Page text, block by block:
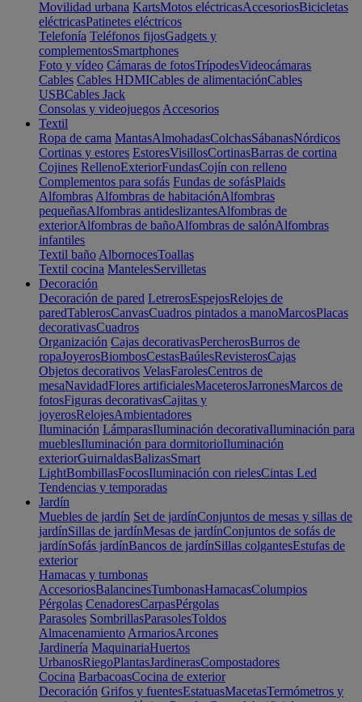
Movilidad urbana KartsMotos eléctricasAccesoriosBicicletas
eléctricasPatinetes eléctricos
Telefonía Teléfonos fijosGadgets y
complementosSmartphones
Foto y vídeo Cámaras de fotosTrípodesVideocámaras
Cables Cables HDMICables de alimentaciónCables
USBCables Jack
Consolas y videojuegos Accesorios
Textil
Ropa de cama MantasAlmohadasColchasSábanasNórdicos
Cortinas y estores EstoresVisillosCortinasBarras de cortina
Cojines RellenoExteriorFundasCojín con relleno
Complementos para sofás Fundas de sofásPlaids
Alfombras Alfombras de habitaciónAlfombras
pequeñasAlfombras antideslizantesAlfombras de
exteriorAlfombras de bañoAlfombras de salónAlfombras
infantiles
Textil baño AlbornocesToallas
Textil cocina MantelesServilletas
Decoración
Decoración de pared LetrerosEspejosRelojes de
paredTablerosCanvasCuadros pintados a manoMarcosPlacas
decorativasCuadros
Organización Cajas decorativasPercherosBurros de
ropaJoyerosBiombosCestasBaúlesRevisterosCajas
Objetos decorativos VelasFarolesCentros de
mesaNavidadFlores artificialesMaceterosJarronesMarcos de
fotosFiguras decorativasCajitas y
joyerosRelojesAmbientadores
Iluminación LámparasIluminación decorativaIluminación para
mueblesIluminación para dormitorioIluminación
exteriorGuirnaldasBalizasSmart
LightBombillasFocosIluminación con rielesCintas Led
Tendencias y temporadas
Jardín
Muebles de jardín Set de jardínConjuntos de mesas y sillas de
jardínSillas de jardínMesas de jardínConjuntos de sofás de
jardínSofás jardínBancos de jardínSillas colgantesEstufas de
exterior
Hamacas y tumbonas
AccesoriosBalancinesTumbonasHamacasColumpios
Pérgolas CenadoresCarpasPérgolas
Parasoles SombrillasParasolesToldos
Almacenamiento ArmariosArcones
Jardinería MaquinariaHuertos
UrbanosRiegoPlantasJardinerasCompostadores
Cocina BarbacoasCocina de exterior
Decoración Grifos y fuentesEstatuasMacetasTermómetros y